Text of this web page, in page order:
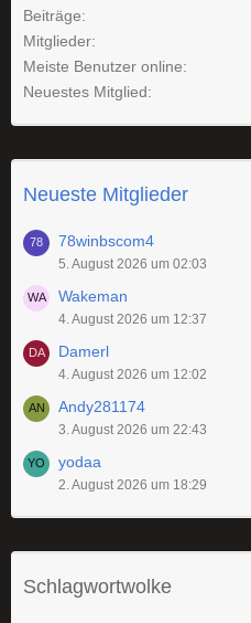
Beiträge
Mitglieder
Meiste Benutzer online
Neuestes Mitglied
Neueste Mitglieder
78winbscom4
5. August 2026 um 02:03
Wakeman
4. August 2026 um 12:37
Damerl
4. August 2026 um 12:02
Andy281174
3. August 2026 um 22:43
yodaa
2. August 2026 um 18:29
Schlagwortwolke